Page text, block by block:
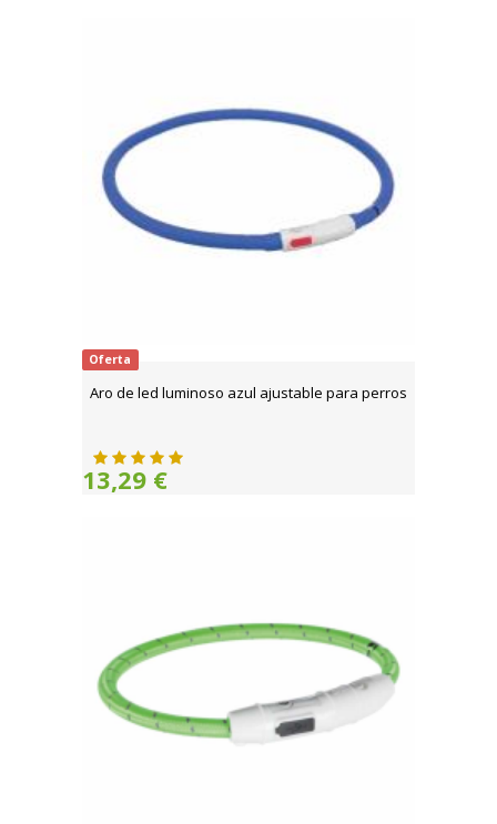
Oferta
Aro de led luminoso azul ajustable para perros
13,29 €